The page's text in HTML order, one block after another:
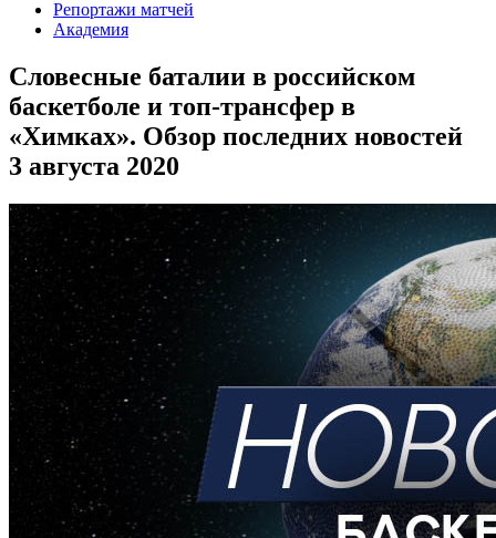
Репортажи матчей
Академия
Словесные баталии в российском
баскетболе и топ-трансфер в
«Химках». Обзор последних новостей
3 августа 2020